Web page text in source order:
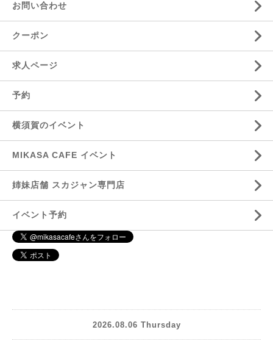
お問い合わせ
クーポン
求人ページ
予約
横須賀のイベント
MIKASA CAFE イベント
姉妹店舗 スカジャン専門店
イベント予約
2026.08.06 Thursday